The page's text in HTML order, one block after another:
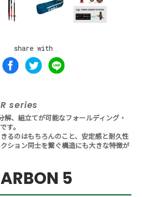
share with
series
解、組立てが可能なフォールディング・
す。
るのはもちろんのこと、安定感と耐久性
ション同士を繋ぐ構造にも大きな特徴が
5